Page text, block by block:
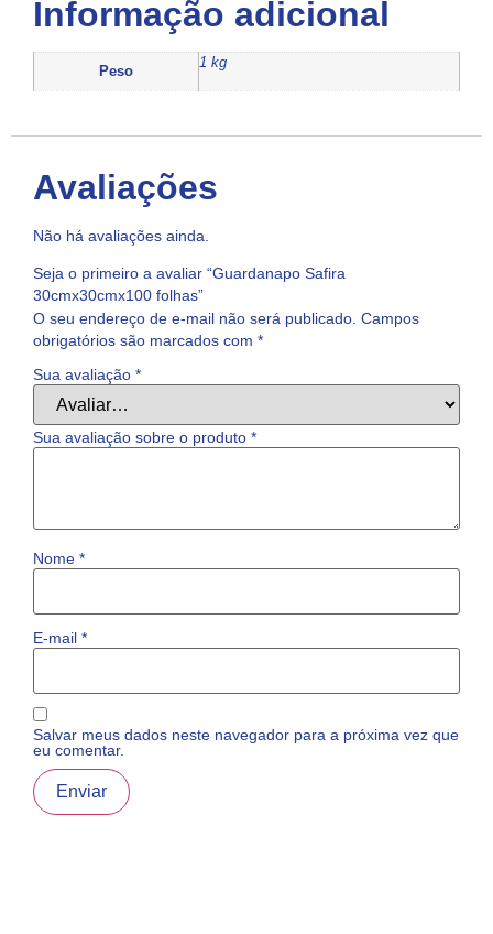
Informação adicional
Peso
1 kg
Avaliações
Não há avaliações ainda.
Seja o primeiro a avaliar “Guardanapo Safira
30cmx30cmx100 folhas”
O seu endereço de e-mail não será publicado. Campos
obrigatórios são marcados com *
Sua avaliação *
Sua avaliação sobre o produto *
Nome *
E-mail *
Salvar meus dados neste navegador para a próxima vez que
eu comentar.